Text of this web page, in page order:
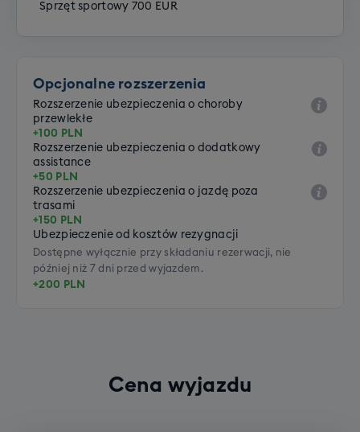
Sprzęt sportowy 700 EUR
Opcjonalne rozszerzenia
Rozszerzenie ubezpieczenia o choroby
przewlekłe
+100 PLN
Rozszerzenie ubezpieczenia o dodatkowy
assistance
+50 PLN
Rozszerzenie ubezpieczenia o jazdę poza
trasami
+150 PLN
Ubezpieczenie od kosztów rezygnacji
Dostępne wyłącznie przy składaniu rezerwacji, nie
później niż 7 dni przed wyjazdem.
+200 PLN
Cena wyjazdu